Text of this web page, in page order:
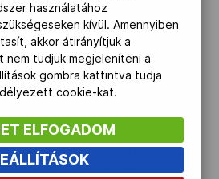
már a 43. percben
ezzel 5:1-re módosítva
a magyar
szépnek nem volt
A játékrész utolsó
románok játszottak
majd a magyarok
után kétszer ismét a
használatához
kívül. Amennyiben
akkor átirányítjuk a
nem tudjuk megjeleníteni a
gombra kattintva tudja
cookie-kat.
ELFOGADOM